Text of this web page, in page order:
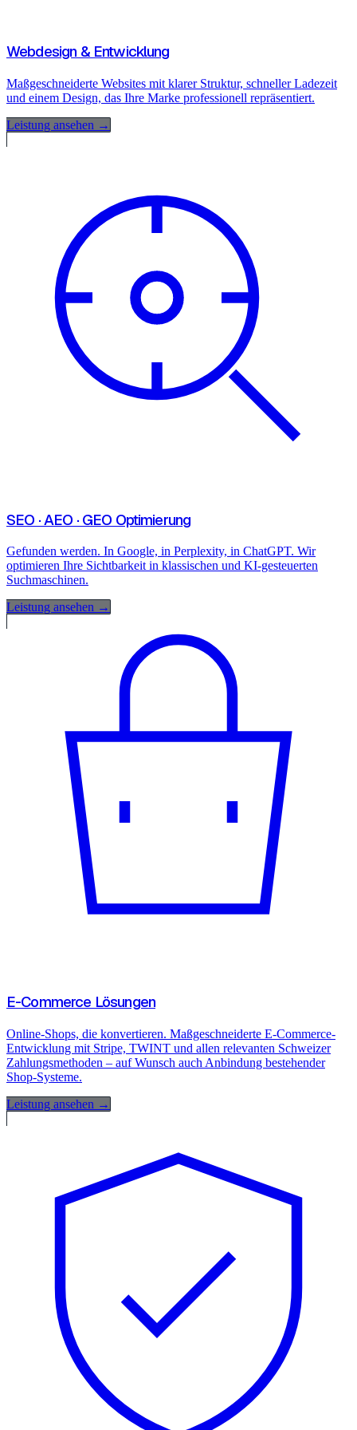
Webdesign & Entwicklung
Maßgeschneiderte Websites mit klarer Struktur, schneller Ladezeit
und einem Design, das Ihre Marke professionell repräsentiert.
Leistung ansehen →
SEO · AEO · GEO Optimierung
Gefunden werden. In Google, in Perplexity, in ChatGPT. Wir
optimieren Ihre Sichtbarkeit in klassischen und KI-gesteuerten
Suchmaschinen.
Leistung ansehen →
E-Commerce Lösungen
Online-Shops, die konvertieren. Maßgeschneiderte E-Commerce-
Entwicklung mit Stripe, TWINT und allen relevanten Schweizer
Zahlungsmethoden – auf Wunsch auch Anbindung bestehender
Shop-Systeme.
Leistung ansehen →